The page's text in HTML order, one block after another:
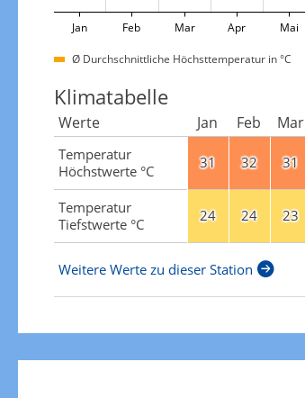
Jan Feb Mar Apr Mai
Ø Durchschnittliche Höchsttemperatur in °C
Klimatabelle
Werte Jan Feb Mar
Temperatur
Höchstwerte °C
31 32 31
Temperatur
Tiefstwerte °C
24 24 23
Weitere Werte zu dieser Station